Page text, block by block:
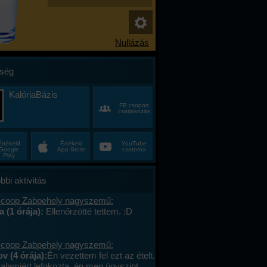
KalóriaBázis
FB csoport
csatlakozás
Play
Értékeld
App Store
YouTube
csatorna
aktivitás
Zabpehely nagyszemű:
(1 órája): Ellenőrzötté tettem. :D
Zabpehely nagyszemű:
(4 órája):Én vezettem fel ezt az ételt.